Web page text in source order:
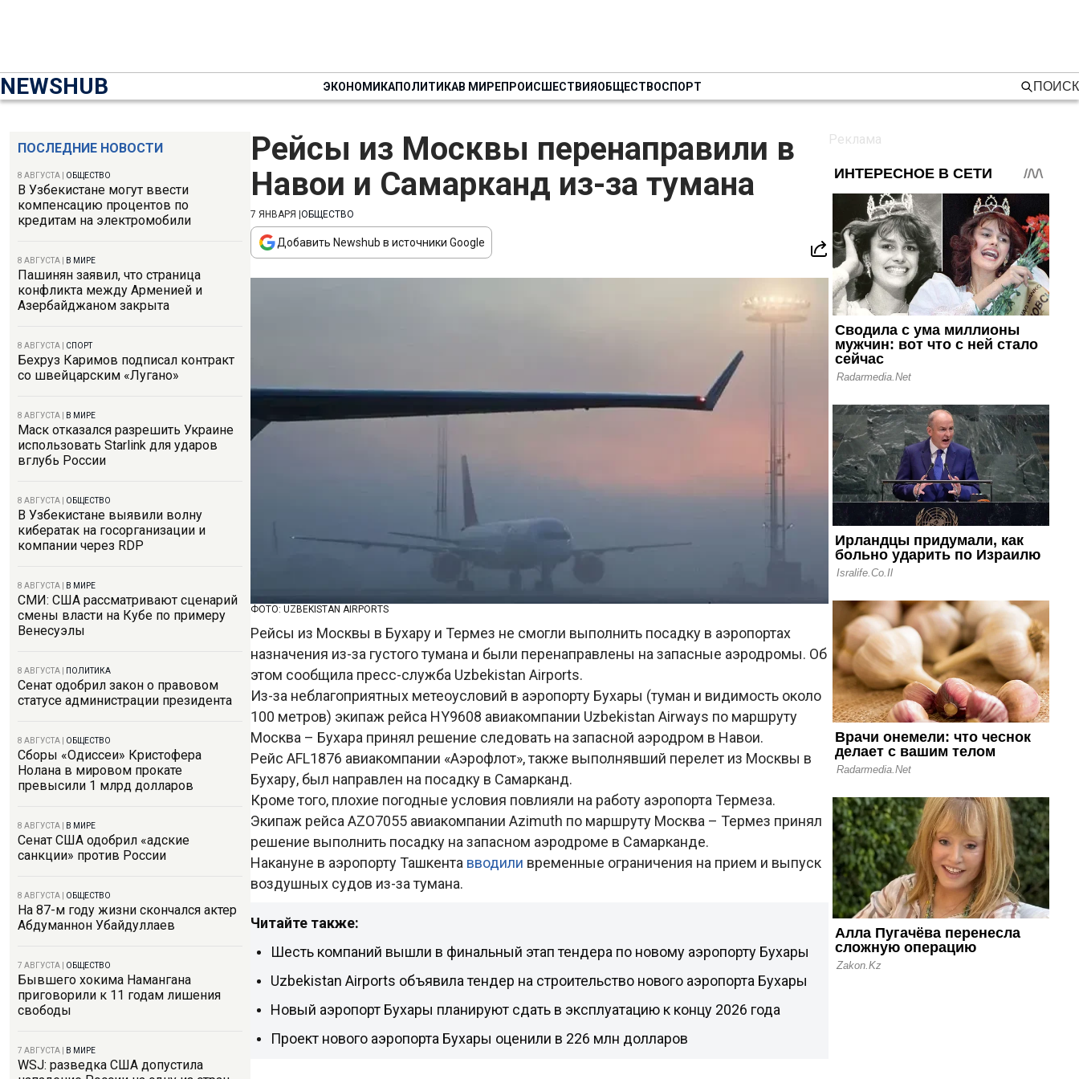
NEWSHUB ЭКОНОМИКАПОЛИТИКАВ МИРЕПРОИСШЕСТВИЯОБЩЕСТВОСПОРТ ПОИСК
ПОСЛЕДНИЕ НОВОСТИ
8 АВГУСТА ОБЩЕСТВО
В Узбекистане могут ввести
компенсацию процентов по
кредитам на электромобили
8 АВГУСТА В МИРЕ
Пашинян заявил, что страница
конфликта между Арменией и
Азербайджаном закрыта
8 АВГУСТА СПОРТ
Бехруз Каримов подписал контракт
со швейцарским «Лугано»
8 АВГУСТА В МИРЕ
Маск отказался разрешить Украине
использовать Starlink для ударов
вглубь России
8 АВГУСТА ОБЩЕСТВО
В Узбекистане выявили волну
кибератак на госорганизации и
компании через RDP
8 АВГУСТА В МИРЕ
СМИ: США рассматривают сценарий
смены власти на Кубе по примеру
Венесуэлы
8 АВГУСТА ПОЛИТИКА
Сенат одобрил закон о правовом
статусе администрации президента
8 АВГУСТА ОБЩЕСТВО
Сборы «Одиссеи» Кристофера
Нолана в мировом прокате
превысили 1 млрд долларов
8 АВГУСТА В МИРЕ
Сенат США одобрил «адские
санкции» против России
8 АВГУСТА ОБЩЕСТВО
На 87-м году жизни скончался актер
Абдуманнон Убайдуллаев
7 АВГУСТА ОБЩЕСТВО
Бывшего хокима Намангана
приговорили к 11 годам лишения
свободы
7 АВГУСТА В МИРЕ
WSJ: разведка США допустила
Рейсы из Москвы перенаправили в
Навои и Самарканд из-за тумана
7 ЯНВАРЯ ОБЩЕСТВО
Добавить Newshub в источники Google
ФОТО: UZBEKISTAN AIRPORTS
Рейсы из Москвы в Бухару и Термез не смогли выполнить посадку в аэропортах
назначения из-за густого тумана и были перенаправлены на запасные аэродромы. Об
этом сообщила пресс-служба Uzbekistan Airports.
Из-за неблагоприятных метеоусловий в аэропорту Бухары (туман и видимость около
100 метров) экипаж рейса HY9608 авиакомпании Uzbekistan Airways по маршруту
Москва – Бухара принял решение следовать на запасной аэродром в Навои.
Рейс AFL1876 авиакомпании «Аэрофлот», также выполнявший перелет из Москвы в
Бухару, был направлен на посадку в Самарканд.
Кроме того, плохие погодные условия повлияли на работу аэропорта Термеза.
Экипаж рейса AZO7055 авиакомпании Azimuth по маршруту Москва – Термез принял
решение выполнить посадку на запасном аэродроме в Самарканде.
Накануне в аэропорту Ташкента вводили временные ограничения на прием и выпуск
воздушных судов из-за тумана.
Читайте также:
Шесть компаний вышли в финальный этап тендера по новому аэропорту Бухары
Uzbekistan Airports объявила тендер на строительство нового аэропорта Бухары
Новый аэропорт Бухары планируют сдать в эксплуатацию к концу 2026 года
Проект нового аэропорта Бухары оценили в 226 млн долларов